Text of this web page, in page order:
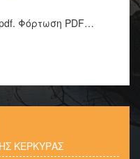
Φόρτωση PDF…
ΚΕΡΚΥΡΑΣ